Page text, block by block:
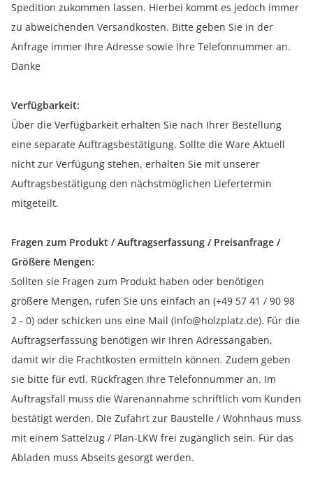
Spedition zukommen lassen. Hierbei kommt es jedoch immer
zu abweichenden Versandkosten. Bitte geben Sie in der
Anfrage immer Ihre Adresse sowie Ihre Telefonnummer an.
Danke
Verfügbarkeit:
Über die Verfügbarkeit erhalten Sie nach Ihrer Bestellung
eine separate Auftragsbestätigung. Sollte die Ware Aktuell
nicht zur Verfügung stehen, erhalten Sie mit unserer
Auftragsbestätigung den nächstmöglichen Liefertermin
mitgeteilt.
Fragen zum Produkt / Auftragserfassung / Preisanfrage /
Größere Mengen:
Sollten sie Fragen zum Produkt haben oder benötigen
größere Mengen, rufen Sie uns einfach an (+49 57 41 / 90 98
2 - 0) oder schicken uns eine Mail (info@holzplatz.de). Für die
Auftragserfassung benötigen wir Ihren Adressangaben,
damit wir die Frachtkosten ermitteln können. Zudem geben
sie bitte für evtl. Rückfragen Ihre Telefonnummer an. Im
Auftragsfall muss die Warenannahme schriftlich vom Kunden
bestätigt werden. Die Zufahrt zur Baustelle / Wohnhaus muss
mit einem Sattelzug / Plan-LKW frei zugänglich sein. Für das
Abladen muss Abseits gesorgt werden.